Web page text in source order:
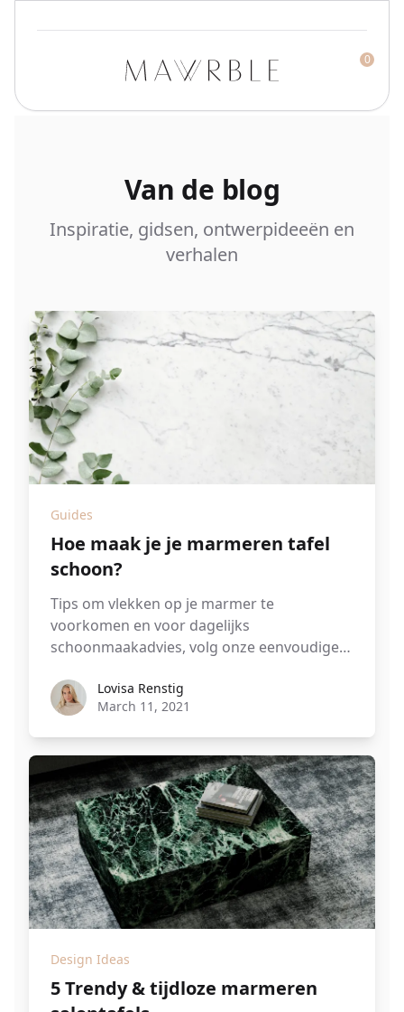
Mawrble
0
Van de blog
Inspiratie, gidsen, ontwerpideeën en
verhalen
Guides
Hoe maak je je marmeren tafel
schoon?
Tips om vlekken op je marmer te
voorkomen en voor dagelijks
schoonmaakadvies, volg onze eenvoudige
Lovisa Renstig
Lovisa Renstig
March 11, 2021
Design Ideas
5 Trendy & tijdloze marmeren